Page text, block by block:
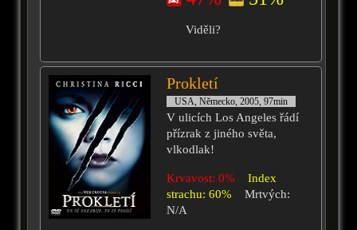
Viděli?
Prokletí
USA, Německo, 2005, 97min
V ulicích Los Angeles řádí
přízrak z jiného světa,
vlkodlak!
Krvavost: 0%
Index
strachu: 60%
Mrtvých:
N/A